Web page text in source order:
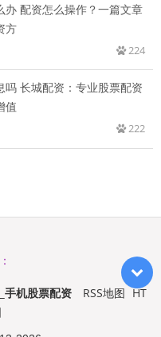
办 配资怎么操作？一篇文章
方
224
吗 长城配资：专业股票配资
值
222
手机股票配资 RSS地图 HT